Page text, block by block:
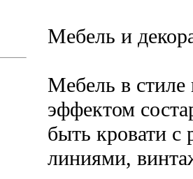
Мебель и
Мебель в стиле
эффектом
быть кровати
линиями,